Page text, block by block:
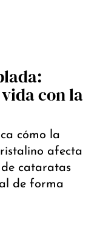
con la
cómo la
afecta
cataratas
de forma